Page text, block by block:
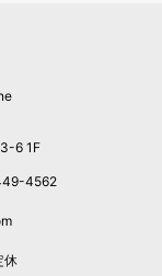
6 1F
4562
休